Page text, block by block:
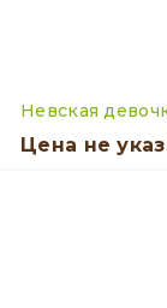
Невская
Цена не